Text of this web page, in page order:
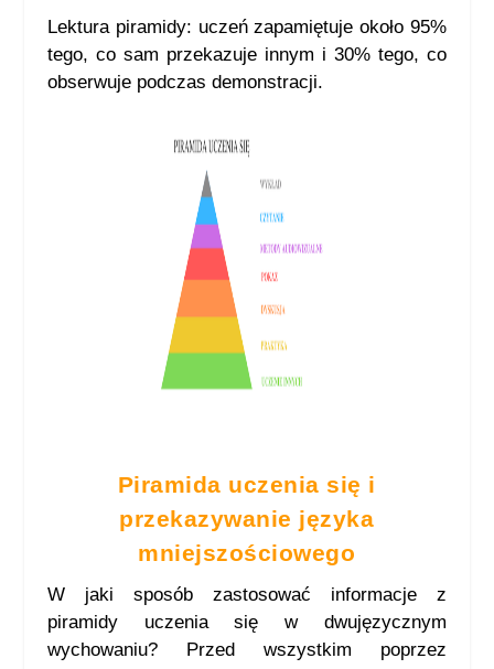
Lektura piramidy: uczeń zapamiętuje około 95%
tego, co sam przekazuje innym i 30% tego, co
obserwuje podczas demonstracji.
Piramida uczenia się i
przekazywanie języka
mniejszościowego
W jaki sposób zastosować informacje z
piramidy uczenia się w dwujęzycznym
wychowaniu? Przed wszystkim poprzez